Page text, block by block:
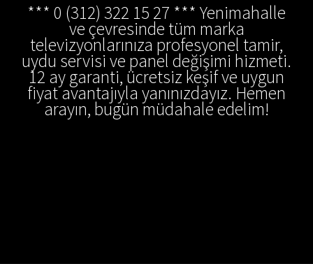
*** 0 (312) 322 15 27 *** Yenimahalle
ve çevresinde tüm marka
televizyonlarınıza profesyonel tamir,
uydu servisi ve panel değişimi hizmeti.
12 ay garanti, ücretsiz keşif ve uygun
fiyat avantajıyla yanınızdayız. Hemen
arayın, bugün müdahale edelim!